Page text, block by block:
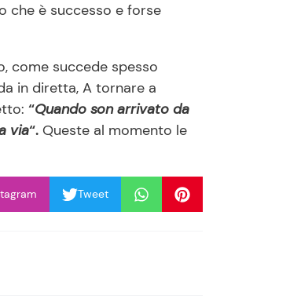
che è successo e forse
come succede spesso
in diretta, A tornare a
“Quando son arrivato da
via“. Queste al momento le
Tweet